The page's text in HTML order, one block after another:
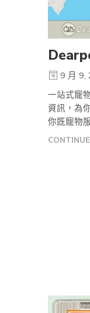
9 月 9,
一站式寵
資訊，為
你既寵物